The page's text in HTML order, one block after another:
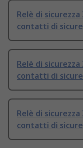
Relè di sicurezza
contatti di
Relè di sicurezza
contatti di
Relè di sicurezza
contatti di